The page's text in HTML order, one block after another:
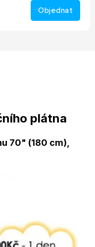
Objednat
plátna
70" (180 cm),